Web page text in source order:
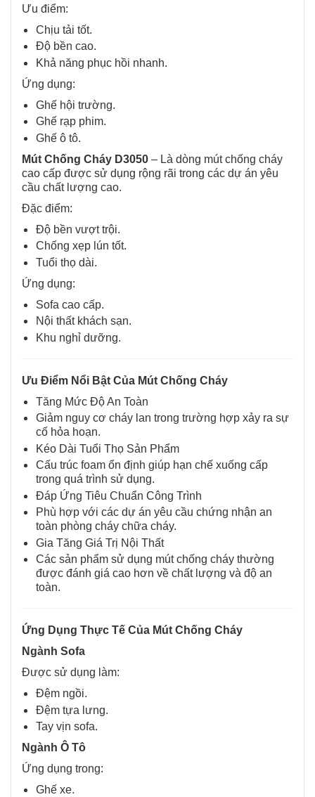
Ưu điểm:
Chịu tải tốt.
Độ bền cao.
Khả năng phục hồi nhanh.
Ứng dụng:
Ghế hội trường.
Ghế rạp phim.
Ghế ô tô.
Mút Chống Cháy D3050 – Là dòng mút chống cháy
cao cấp được sử dụng rộng rãi trong các dự án yêu
cầu chất lượng cao.
Đặc điểm:
Độ bền vượt trội.
Chống xẹp lún tốt.
Tuổi thọ dài.
Ứng dụng:
Sofa cao cấp.
Nội thất khách sạn.
Khu nghỉ dưỡng.
Ưu Điểm Nổi Bật Của Mút Chống Cháy
Tăng Mức Độ An Toàn
Giảm nguy cơ cháy lan trong trường hợp xảy ra sự
cố hỏa hoạn.
Kéo Dài Tuổi Thọ Sản Phẩm
Cấu trúc foam ổn định giúp hạn chế xuống cấp
trong quá trình sử dụng.
Đáp Ứng Tiêu Chuẩn Công Trình
Phù hợp với các dự án yêu cầu chứng nhận an
toàn phòng cháy chữa cháy.
Gia Tăng Giá Trị Nội Thất
Các sản phẩm sử dụng mút chống cháy thường
được đánh giá cao hơn về chất lượng và độ an
toàn.
Ứng Dụng Thực Tế Của Mút Chống Cháy
Ngành Sofa
Được sử dụng làm:
Đệm ngồi.
Đệm tựa lưng.
Tay vịn sofa.
Ngành Ô Tô
Ứng dụng trong:
Ghế xe.